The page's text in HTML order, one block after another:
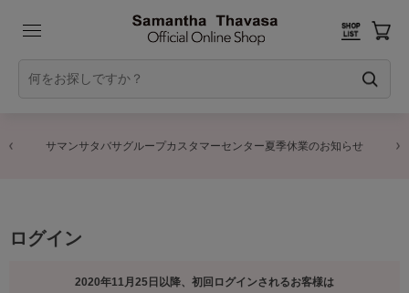
サマンサタバサグループカスタマーセンター夏季休業のお知らせ
ログイン
2020年11月25日以降、初回ログインされるお客様は